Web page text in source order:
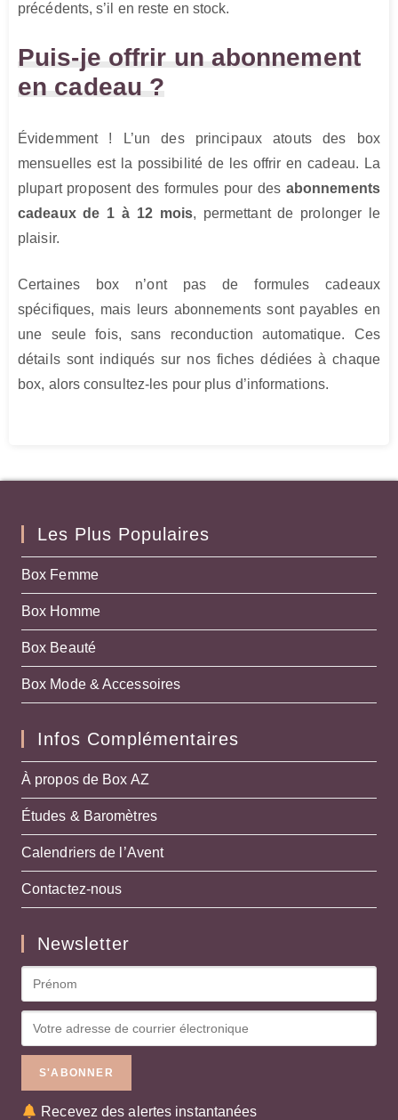
précédents, s’il en reste en stock.
Puis-je offrir un abonnement
en cadeau ?
Évidemment ! L’un des principaux atouts des box
mensuelles est la possibilité de les offrir en cadeau. La
plupart proposent des formules pour des abonnements
cadeaux de 1 à 12 mois, permettant de prolonger le
plaisir.
Certaines box n’ont pas de formules cadeaux
spécifiques, mais leurs abonnements sont payables en
une seule fois, sans reconduction automatique. Ces
détails sont indiqués sur nos fiches dédiées à chaque
box, alors consultez-les pour plus d’informations.
Les Plus Populaires
Box Femme
Box Homme
Box Beauté
Box Mode & Accessoires
Infos Complémentaires
À propos de Box AZ
Études & Baromètres
Calendriers de l’Avent
Contactez-nous
Newsletter
Recevez des alertes instantanées